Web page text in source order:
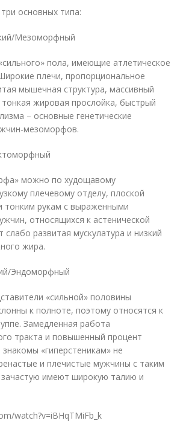
основных типа:
Мезоморфный
пола, имеющие атлетическое
плечи, пропорциональное
мышечная структура, массивный
тонкая жировая прослойка, быстрый
– основные генетические
мезоморфов.
можно по худощавому
плечевому отделу, плоской
тонким рукам с выраженными
относящихся к астенической
слабо развитая мускулатура и низкий
жира.
Эндоморфный
«сильной» половины
к полноте, поэтому относятся к
Замедленная работа
тракта и повышенный процент
«гиперстеникам» не
и плечистые мужчины с таким
имеют широкую талию и
watch?v=iBHqTMiFb_k